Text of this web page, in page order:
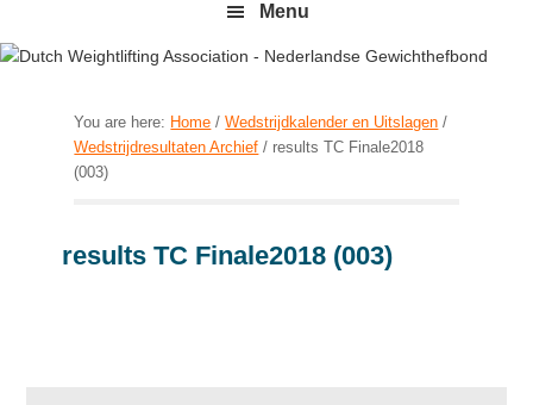
Menu
You are here: Home / Wedstrijdkalender en Uitslagen /
Wedstrijdresultaten Archief / results TC Finale2018
(003)
results TC Finale2018 (003)